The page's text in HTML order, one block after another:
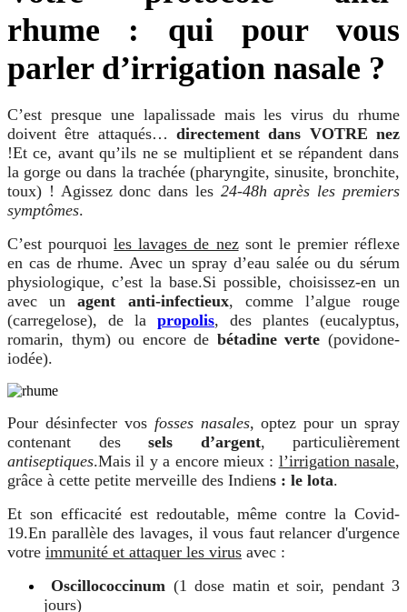
rhume : qui pour vous
parler d’irrigation nasale ?
C’est presque une lapalissade mais les virus du rhume
doivent être attaqués… directement dans VOTRE nez
!Et ce, avant qu’ils ne se multiplient et se répandent dans
la gorge ou dans la trachée (pharyngite, sinusite, bronchite,
toux) ! Agissez donc dans les 24-48h après les premiers
symptômes.
C’est pourquoiles lavages de nezsont le premier réflexe
en cas de rhume. Avec un spray d’eau salée ou du sérum
physiologique, c’est la base.Si possible, choisissez-en un
avec unagent anti-infectieux, comme l’algue rouge
(carregelose), de la propolis, des plantes (eucalyptus,
romarin, thym) ou encore de bétadine verte (povidone-
iodée).
Pour désinfecter vos fosses nasales, optez pour un spray
contenant dessels d’argent, particulièrement
antiseptiques.Mais il y a encore mieux : l’irrigation nasale,
grâce à cette petite merveille des Indiens : le lota.
Et son efficacité est redoutable, même contre la Covid-
19.En parallèle des lavages, il vous faut relancer d'urgence
votre immunité et attaquer les virus avec :
Oscillococcinum (1 dose matin et soir, pendant 3
jours)